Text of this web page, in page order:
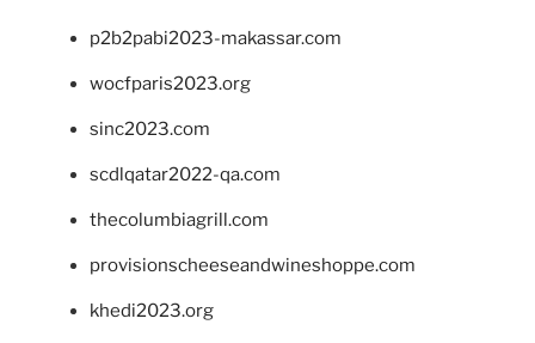
p2b2pabi2023-makassar.com
wocfparis2023.org
sinc2023.com
scdlqatar2022-qa.com
thecolumbiagrill.com
provisionscheeseandwineshoppe.com
khedi2023.org